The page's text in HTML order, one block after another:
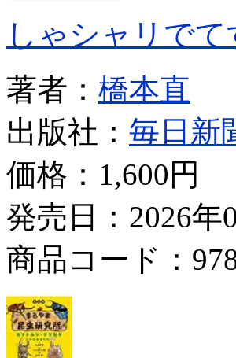
しゃシャリで
著者： 橋本直
出版社： 毎日新
価格： 1,600円
発売日：2026年
商品コード：